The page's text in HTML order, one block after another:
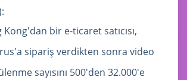
Kong'dan bir e-ticaret satıcısı,
sipariş verdikten sonra video
sayısını 500'den 32.000'e